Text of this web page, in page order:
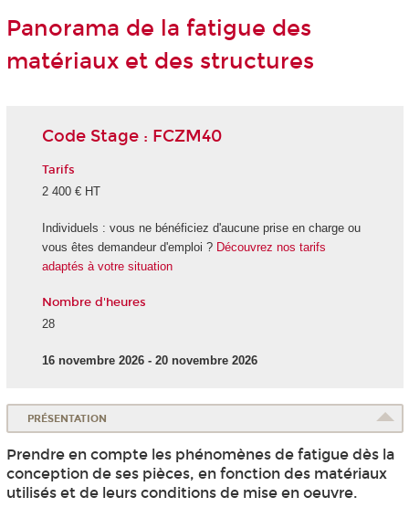
Panorama de la fatigue des
matériaux et des structures
Code Stage : FCZM40
Tarifs
2 400 € HT
Individuels : vous ne bénéficiez d'aucune prise en charge ou
vous êtes demandeur d'emploi ? Découvrez nos tarifs
adaptés à votre situation
Nombre d'heures
28
16 novembre 2026 - 20 novembre 2026
PRÉSENTATION
Prendre en compte les phénomènes de fatigue dès la
conception de ses pièces, en fonction des matériaux
utilisés et de leurs conditions de mise en oeuvre.